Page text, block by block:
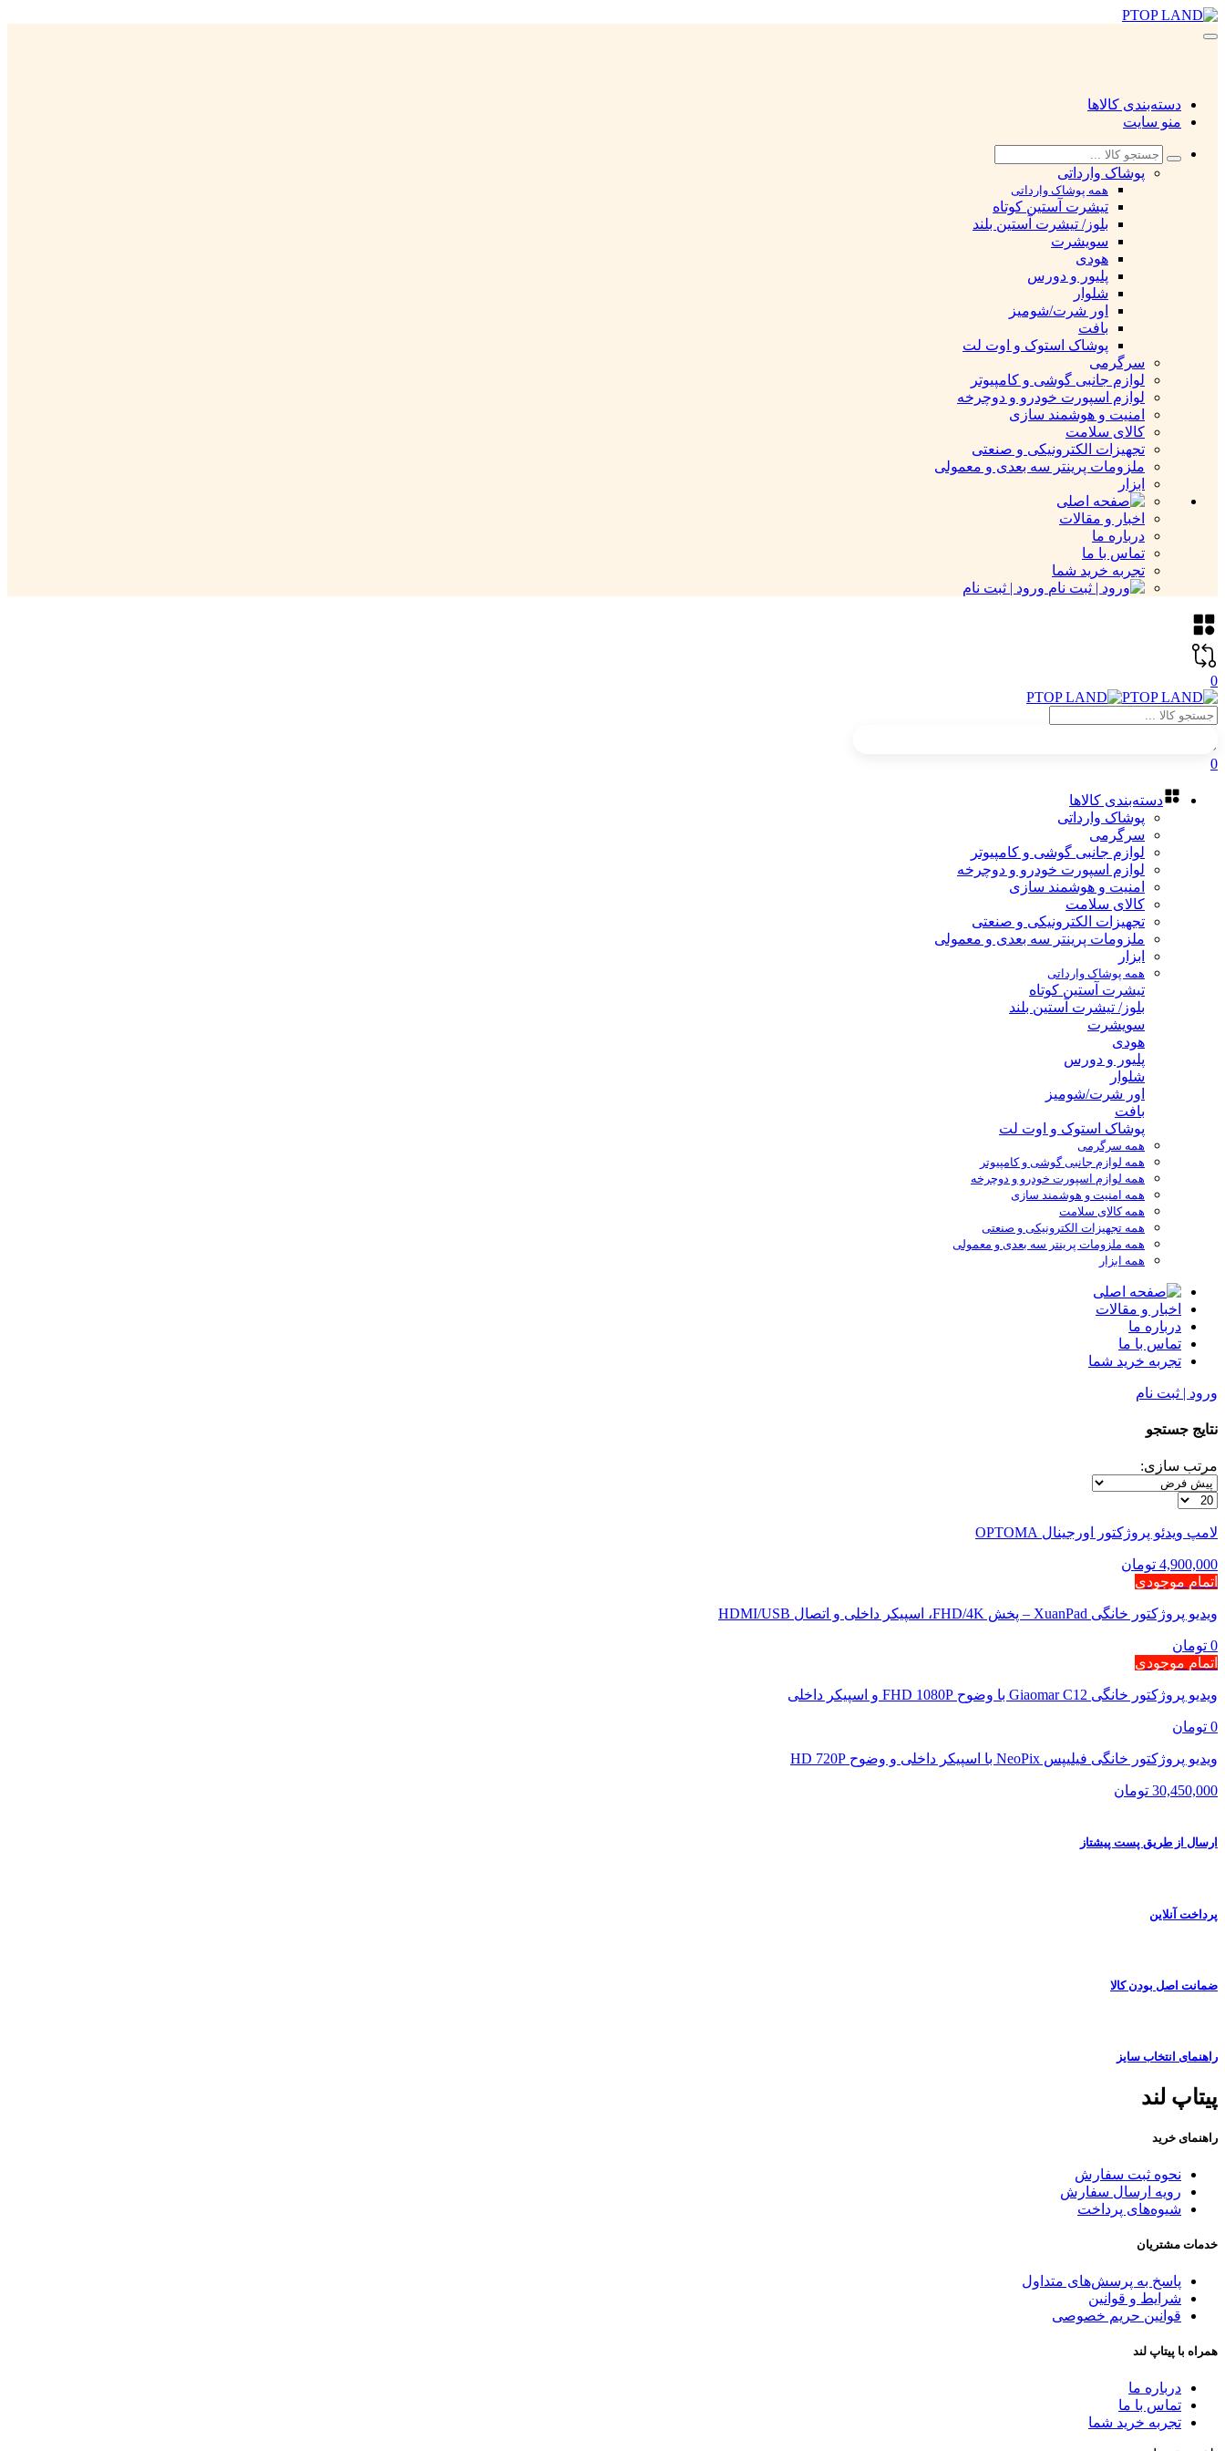
دسته‌بندی کالاها
منو سایت
پوشاک وارداتی
همه پوشاک وارداتی
تیشرت آستین کوتاه
بلوز/ تیشرت آستین بلند
سویشرت
هودی
پلیور و دورس
شلوار
اور شرت/شومیز
بافت
پوشاک استوک و اوت لت
سرگرمی
لوازم جانبی گوشی و کامپیوتر
لوازم اسپورت خودرو و دوچرخه
امنیت و هوشمند سازی
کالای سلامت
تجهیزات الکترونیکی و صنعتی
ملزومات پرینتر سه بعدی و معمولی
ابزار
اخبار و مقالات
درباره ما
تماس با ما
تجربه خرید شما
ورود | ثبت نام
0
0
دسته‌بندی کالاها
پوشاک وارداتی
سرگرمی
لوازم جانبی گوشی و کامپیوتر
لوازم اسپورت خودرو و دوچرخه
امنیت و هوشمند سازی
کالای سلامت
تجهیزات الکترونیکی و صنعتی
ملزومات پرینتر سه بعدی و معمولی
ابزار
همه پوشاک وارداتی
تیشرت آستین کوتاه
بلوز/ تیشرت آستین بلند
سویشرت
هودی
پلیور و دورس
شلوار
اور شرت/شومیز
بافت
پوشاک استوک و اوت لت
همه سرگرمی
همه لوازم جانبی گوشی و کامپیوتر
همه لوازم اسپورت خودرو و دوچرخه
همه امنیت و هوشمند سازی
همه کالای سلامت
همه تجهیزات الکترونیکی و صنعتی
همه ملزومات پرینتر سه بعدی و معمولی
همه ابزار
اخبار و مقالات
درباره ما
تماس با ما
تجربه خرید شما
ورود | ثبت نام
نتایج جستجو
مرتب سازی:
لامپ ویدئو پروژکتور اورجینال OPTOMA
4,900,000 تومان
اتمام موجودی
ویدیو پروژکتور خانگی XuanPad – پخش FHD/4K، اسپیکر داخلی و اتصال HDMI/USB
0 تومان
اتمام موجودی
ویدیو پروژکتور خانگی Giaomar C12 با وضوح FHD 1080P و اسپیکر داخلی
0 تومان
ویدیو پروژکتور خانگی فیلیپس NeoPix با اسپیکر داخلی و وضوح HD 720P
30,450,000 تومان
ارسال از طریق پست پیشتاز
پرداخت آنلاین
ضمانت اصل بودن کالا
راهنمای انتخاب سایز
پیتاپ لند
راهنمای خرید
نحوه ثبت سفارش
رویه ارسال سفارش
شیوه‌های پرداخت
خدمات مشتریان
پاسخ به پرسش‌های متداول
شرایط و قوانین
قوانین حریم خصوصی
همراه با پیتاپ لند
درباره ما
تماس با ما
تجربه خرید شما